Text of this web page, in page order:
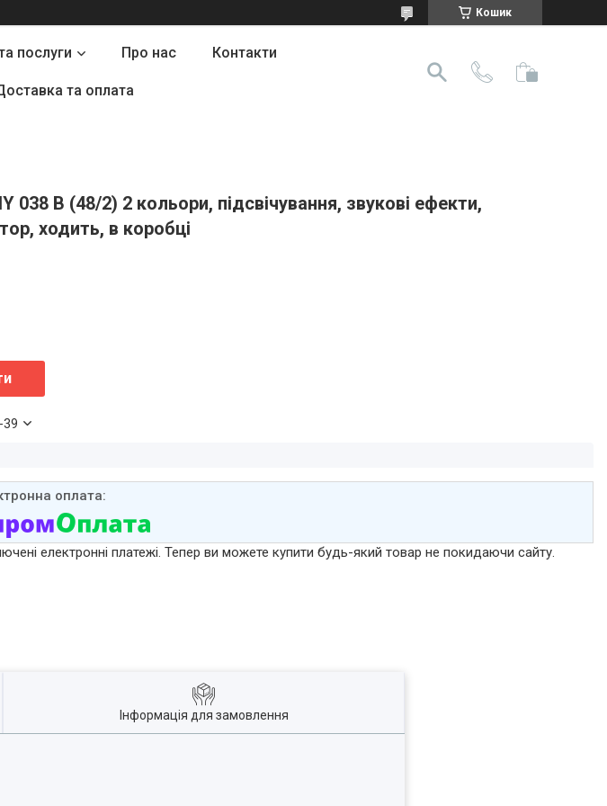
Кошик
послуги Про нас Контакти
та оплата
038 B (48/2) 2 кольори, підсвічування, звукові ефекти,
ходить, в коробці
39
електронні платежі. Тепер ви можете купити будь-який товар не покидаючи сайту.
Інформація для замовлення